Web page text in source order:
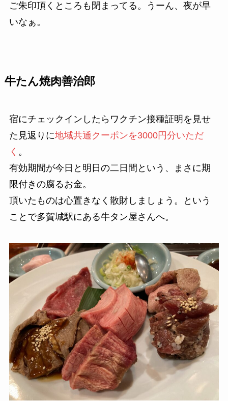
ご朱印頂くところも閉まってる。うーん、夜が早
いなぁ。
牛たん焼肉善治郎
宿にチェックインしたらワクチン接種証明を見せ
た見返りに地域共通クーポンを3000円分いただ
く 。
有効期間が今日と明日の二日間という、まさに期
限付きの腐るお金。
頂いたものは心置きなく散財しましょう。という
ことで多賀城駅にある牛タン屋さんへ。